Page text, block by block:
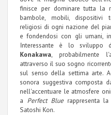
finisce per dominare tutta la
bambole, mobili, dispositivi
religiosi di ogni nazione del
e fondendosi con gli umani,
Interessante è lo sviluppo
Konakawa, probabilmente
attraverso il suo sogno
sul senso della settima arte.
sonora suggestiva composta
nell'accentuare le atmosfere
a Perfect Bluerappresenta
Satoshi Kon.